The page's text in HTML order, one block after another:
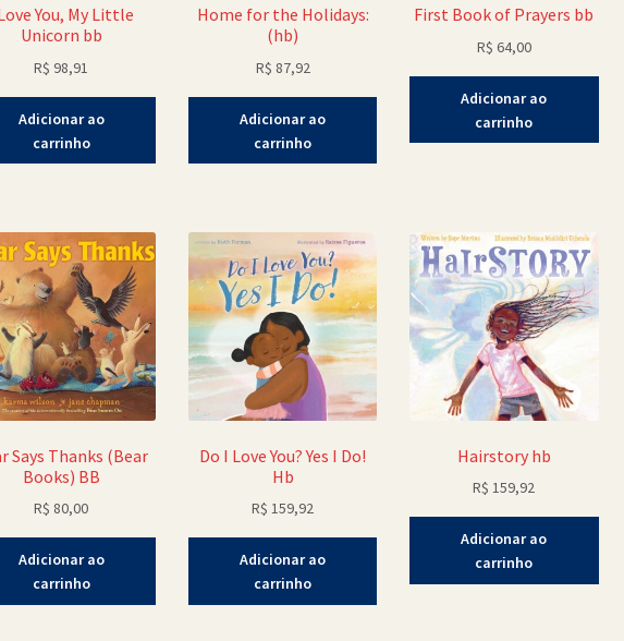
You, My Little
Unicorn bb
R$ 98,91
Adicionar ao
carrinho
Home for the Holidays:
(hb)
R$ 87,92
Adicionar ao
carrinho
First Book of Prayers bb
R$ 64,00
Adicionar ao
carrinho
Says Thanks (Bear
Books) BB
R$ 80,00
Adicionar ao
carrinho
Do I Love You? Yes I Do!
Hb
R$ 159,92
Adicionar ao
carrinho
Hairstory hb
R$ 159,92
Adicionar ao
carrinho